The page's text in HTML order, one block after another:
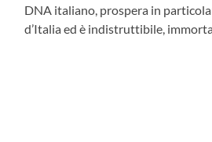
DNA italiano, prospera in
d’Italia ed è indistruttibile,